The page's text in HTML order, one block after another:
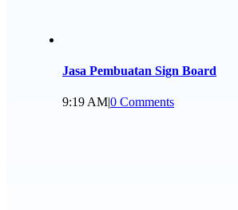
Jasa Pembuatan Sign Board
9:19 AM|0 Comments